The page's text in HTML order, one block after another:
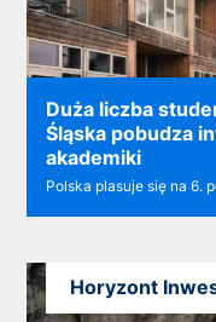
Duża liczba
Śląska pobudza
akademiki
Polska plasuje się na 6.
Horyzont